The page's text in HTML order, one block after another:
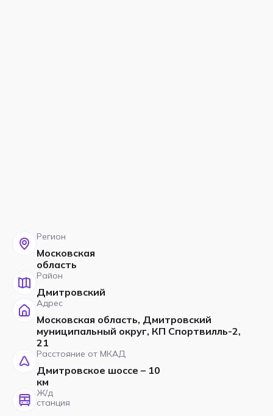
Регион
Московская
область
Район
Дмитровский
Адрес
Московская область, Дмитровский
муниципальный округ, КП Спортвилль-2,
21
Расстояние от МКАД
Дмитровское шоссе – 10
км
Ж/д
станция